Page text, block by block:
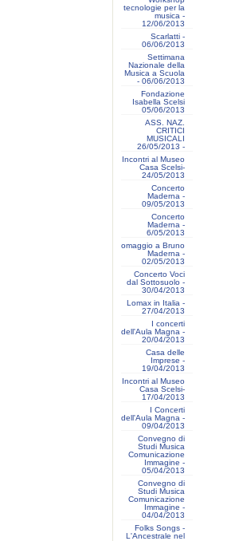
tecnologie per la
musica -
12/06/2013
Scarlatti -
06/06/2013
Settimana
Nazionale della
Musica a Scuola
- 06/06/2013
Fondazione
Isabella Scelsi
05/06/2013
ASS. NAZ.
CRITICI
MUSICALI
26/05/2013 -
Incontri al Museo
Casa Scelsi-
24/05/2013
Concerto
Maderna -
09/05/2013
Concerto
Maderna -
6/05/2013
omaggio a Bruno
Maderna -
02/05/2013
Concerto Voci
dal Sottosuolo -
30/04/2013
Lomax in Italia -
27/04/2013
I concerti
dell'Aula Magna -
20/04/2013
Casa delle
Imprese -
19/04/2013
Incontri al Museo
Casa Scelsi-
17/04/2013
I Concerti
dell'Aula Magna -
09/04/2013
Convegno di
Studi Musica
Comunicazione
Immagine -
05/04/2013
Convegno di
Studi Musica
Comunicazione
Immagine -
04/04/2013
Folks Songs -
L'Ancestrale nel